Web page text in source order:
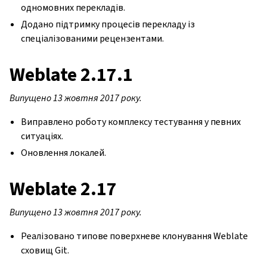
одномовних перекладів.
Додано підтримку процесів перекладу із
спеціалізованими рецензентами.
Weblate 2.17.1
Випущено 13 жовтня 2017 року.
Виправлено роботу комплексу тестування у певних
ситуаціях.
Оновлення локалей.
Weblate 2.17
Випущено 13 жовтня 2017 року.
Реалізовано типове поверхневе клонування Weblate
сховищ Git.